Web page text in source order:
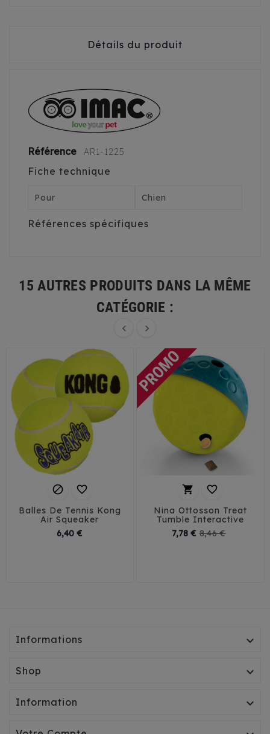
Détails du produit
Référence AR1-1225
Fiche technique
Pour Chien
Références spécifiques
15 AUTRES PRODUITS DANS LA MÊME
CATÉGORIE :
 
 
Balles De Tennis Kong
Air Squeaker
6,40 €
 
Nina Ottosson Treat
Tumble Interactive
7,78 € 8,46 €
Informations 
Shop 
Information 